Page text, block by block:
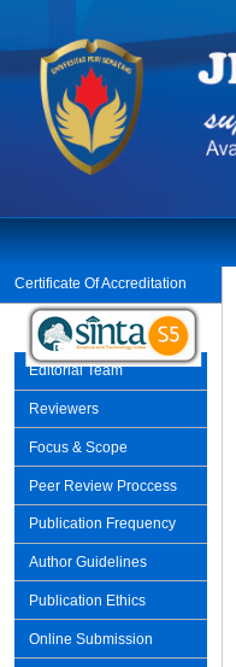
Certificate Of Accreditation
Editorial Team
Reviewers
Focus & Scope
Peer Review Proccess
Publication Frequency
Author Guidelines
Publication Ethics
Online Submission